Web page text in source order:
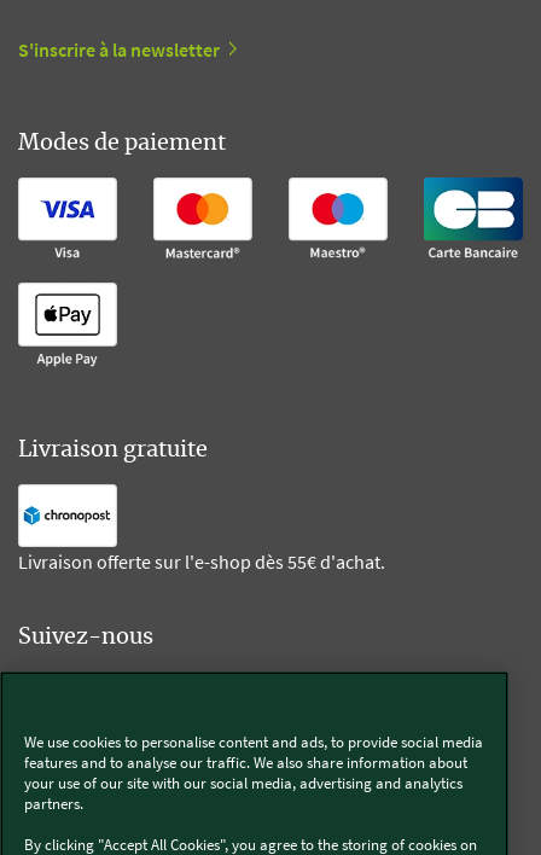
S'inscrire à la newsletter
Modes de paiement
Livraison gratuite
Livraison offerte sur l'e-shop dès 55€ d'achat.
Suivez-nous
Thermomix®
We use cookies to personalise content and ads, to provide social media
features and to analyse our traffic. We also share information about
your use of our site with our social media, advertising and analytics
partners.
By clicking "Accept All Cookies", you agree to the storing of cookies on